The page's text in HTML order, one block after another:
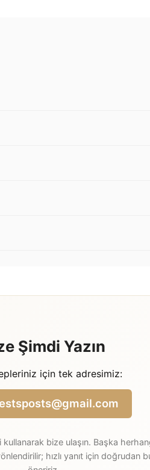
Şimdi Yazın
için tek adresimiz:
kullanarak bize ulaşın. Başka
hızlı yanıt için doğrudan